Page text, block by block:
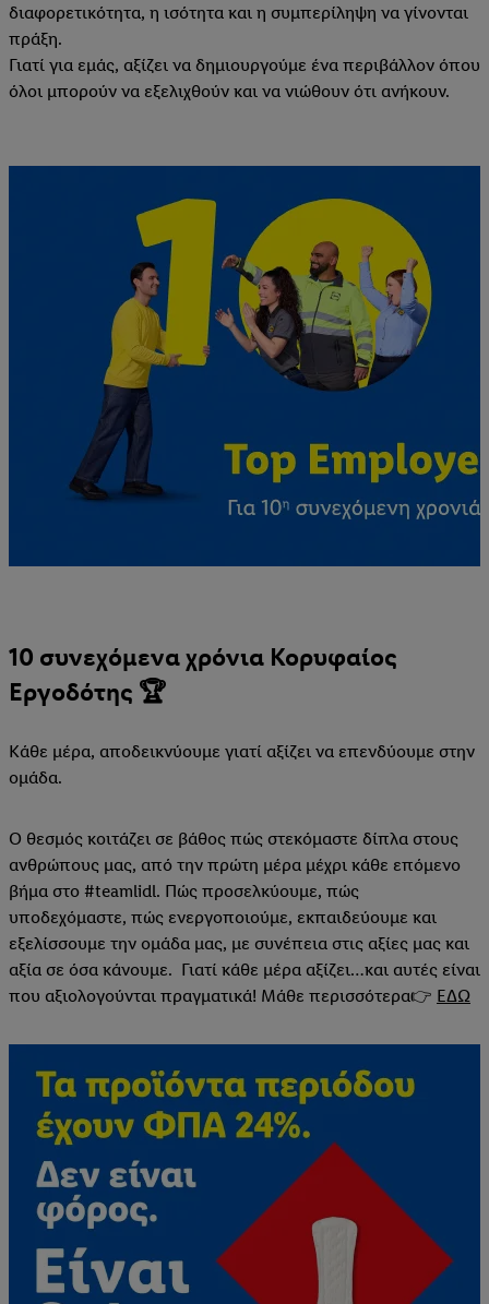
διαφορετικότητα, η ισότητα και η συμπερίληψη να γίνονται
πράξη.
Γιατί για εμάς, αξίζει να δημιουργούμε ένα περιβάλλον όπου
όλοι μπορούν να εξελιχθούν και να νιώθουν ότι ανήκουν.
10 συνεχόμενα χρόνια Κορυφαίος
Εργοδότης 🏆
Κάθε μέρα, αποδεικνύουμε γιατί αξίζει να επενδύουμε στην
ομάδα.
Ο θεσμός κοιτάζει σε βάθος πώς στεκόμαστε δίπλα στους
ανθρώπους μας, από την πρώτη μέρα μέχρι κάθε επόμενο
βήμα στο #teamlidl. Πώς προσελκύουμε, πώς
υποδεχόμαστε, πώς ενεργοποιούμε, εκπαιδεύουμε και
εξελίσσουμε την ομάδα μας, με συνέπεια στις αξίες μας και
αξία σε όσα κάνουμε. Γιατί κάθε μέρα αξίζει…και αυτές είναι
που αξιολογούνται πραγματικά! Μάθε περισσότερα👉 ΕΔΩ